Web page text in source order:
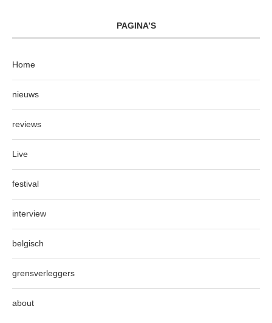
PAGINA’S
Home
nieuws
reviews
Live
festival
interview
belgisch
grensverleggers
about